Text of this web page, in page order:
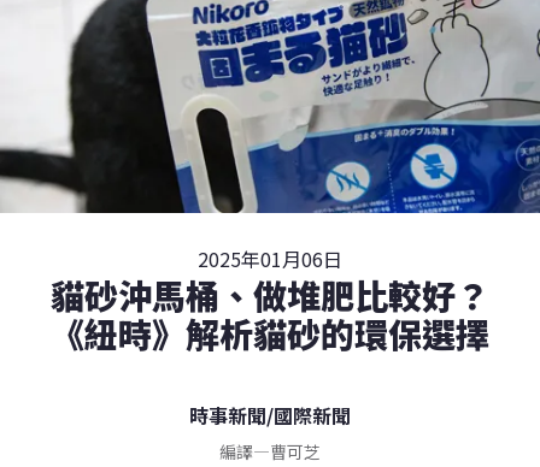
2025年01月06日
貓砂沖馬桶、做堆肥比較好？
《紐時》解析貓砂的環保選擇
時事新聞/國際新聞
編譯—曹可芝